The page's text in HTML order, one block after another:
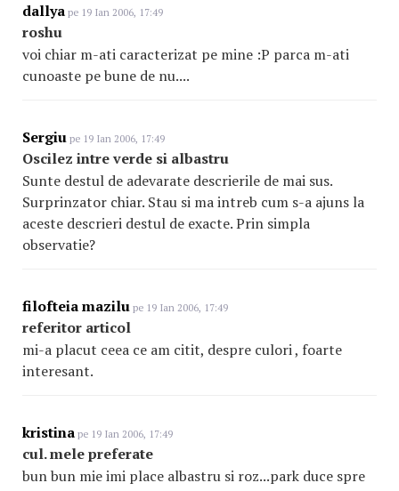
dallya pe 19 Ian 2006, 17:49
roshu
voi chiar m-ati caracterizat pe mine :P parca m-ati
cunoaste pe bune de nu....
Sergiu pe 19 Ian 2006, 17:49
Oscilez intre verde si albastru
Sunte destul de adevarate descrierile de mai sus.
Surprinzator chiar. Stau si ma intreb cum s-a ajuns la
aceste descrieri destul de exacte. Prin simpla
observatie?
filofteia mazilu pe 19 Ian 2006, 17:49
referitor articol
mi-a placut ceea ce am citit, despre culori , foarte
interesant.
kristina pe 19 Ian 2006, 17:49
cul. mele preferate
bun bun mie imi place albastru si roz...park duce spre